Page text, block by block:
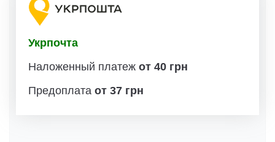
Укрпочта
Наложенный платеж от 40 грн
Предоплата от 37 грн